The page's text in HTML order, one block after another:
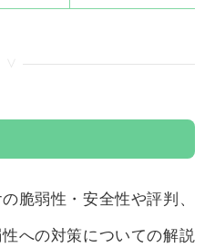
脆弱性・安全性や評判、
への対策についての解説